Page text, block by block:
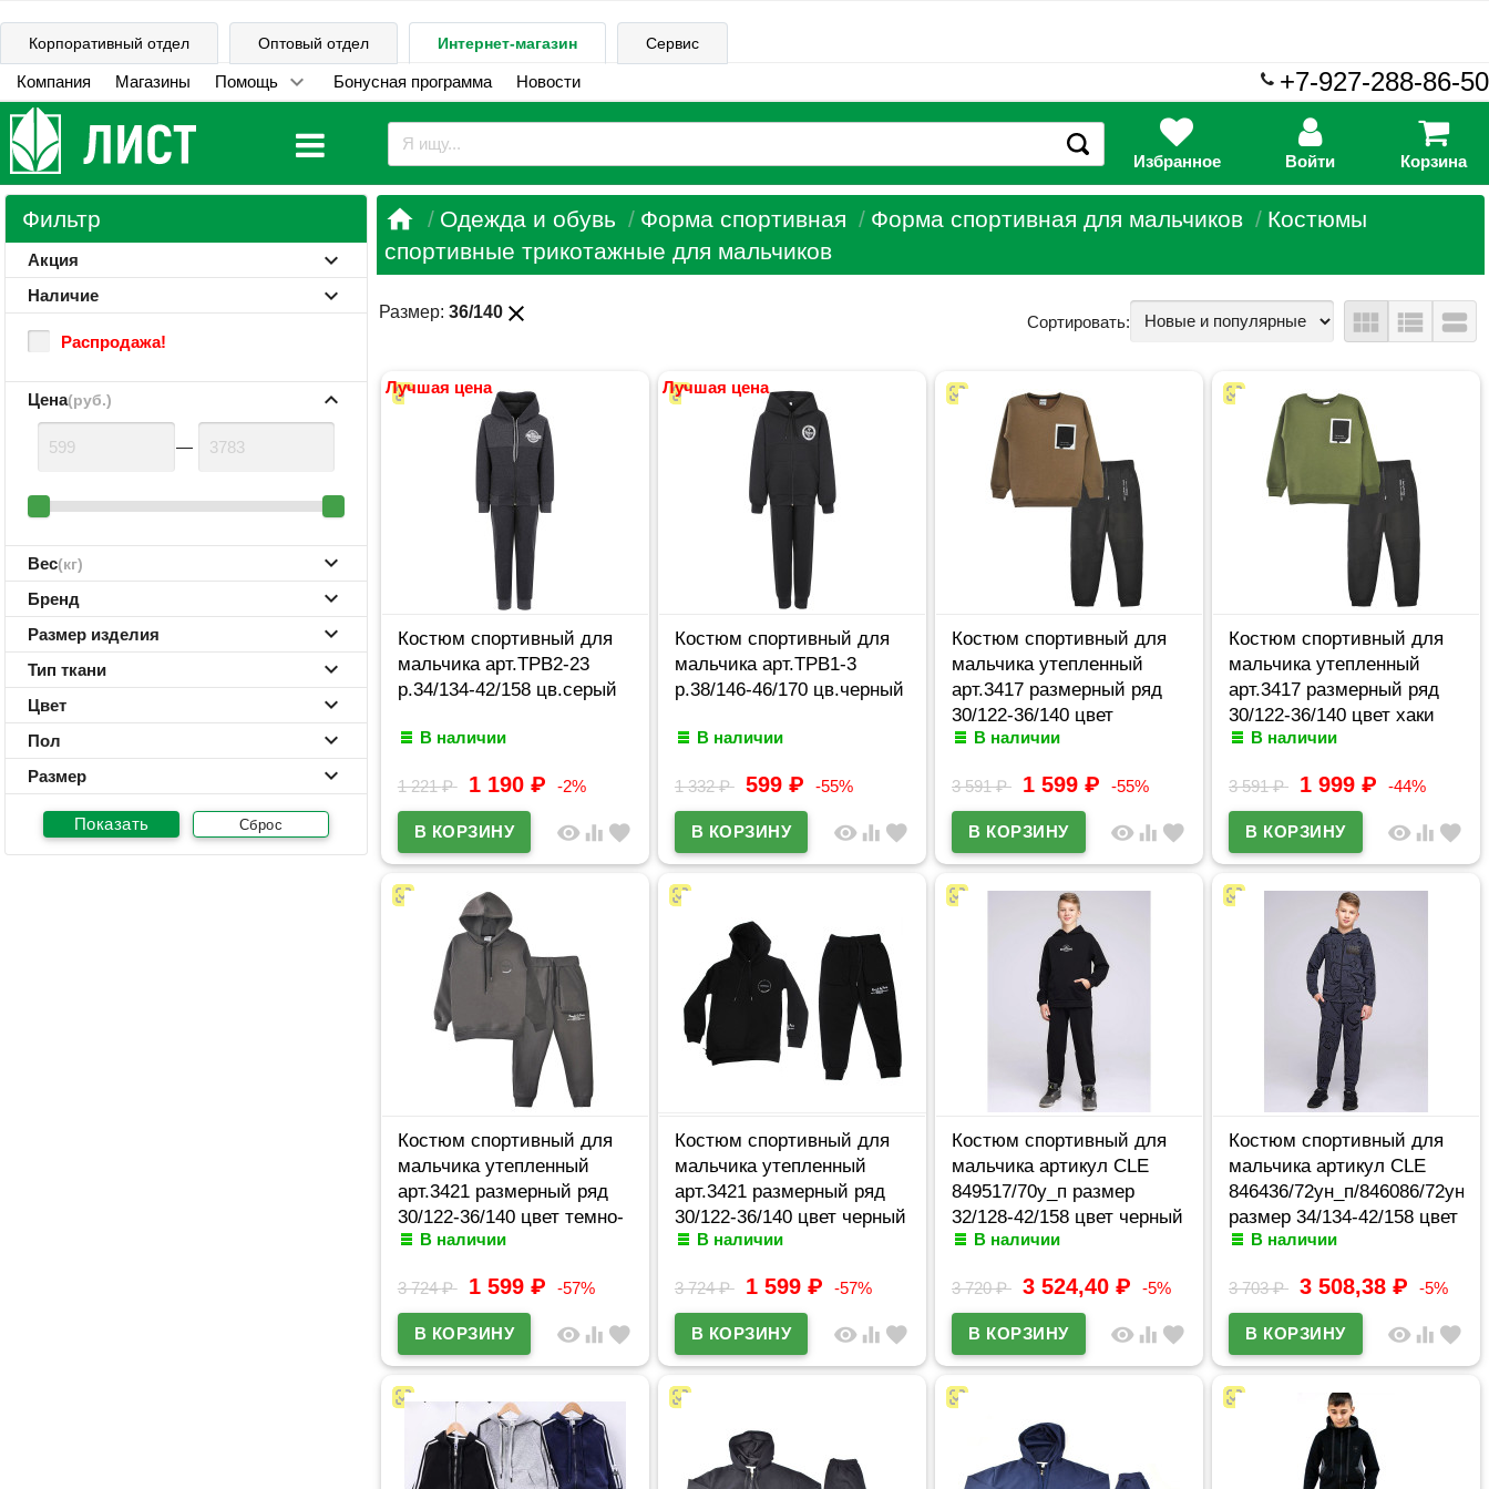
Корпоративный отдел Оптовый отдел Интернет-магазин Сервис
Компания Магазины Помощь Бонусная программа Новости +7-927-288-86-50
Избранное Войти Корзина
Фильтр
Акция
Наличие
Распродажа!
Цена(руб.)
—
Вес(кг)
Бренд
Размер изделия
Тип ткани
Цвет
Пол
Размер
Сброс
 Одежда и обувь Форма спортивная Форма спортивная для мальчиков
Костюмы
спортивные трикотажные для мальчиков
Размер:36/140 close Сортировать: view_module view_list view_stream
Лучшая цена
Костюм спортивный для
мальчика арт.ТРВ2-23
р.34/134-42/158 цв.серый
В наличии
1 221₽ 1 190 ₽ -2%
visibility equalizer favorite
Лучшая цена
Костюм спортивный для
мальчика арт.ТРВ1-3
р.38/146-46/170 цв.черный
В наличии
1 332₽ 599 ₽ -55%
visibility equalizer favorite
Костюм спортивный для
мальчика утепленный
арт.3417 размерный ряд
30/122-36/140 цвет
бежевый
В наличии
3 591₽ 1 599 ₽ -55%
visibility equalizer favorite
Костюм спортивный для
мальчика утепленный
арт.3417 размерный ряд
30/122-36/140 цвет хаки
В наличии
3 591₽ 1 999₽ -44%
visibility equalizer favorite
Костюм спортивный для
мальчика утепленный
арт.3421 размерный ряд
30/122-36/140 цвет темно-
серый
В наличии
3 724₽ 1 599 ₽ -57%
visibility equalizer favorite
Костюм спортивный для
мальчика утепленный
арт.3421 размерный ряд
30/122-36/140 цвет черный
В наличии
3 724₽ 1 599 ₽ -57%
visibility equalizer favorite
Костюм спортивный для
мальчика артикул CLE
849517/70у_п размер
32/128-42/158 цвет черный
В наличии
3 720₽ 3 524,40 ₽ -5%
visibility equalizer favorite
Костюм спортивный для
мальчика артикул CLE
846436/72ун_п/846086/72ун
размер 34/134-42/158 цвет
темно-серый/черный
В наличии
3 703₽ 3 508,38₽ -5%
visibility equalizer favorite